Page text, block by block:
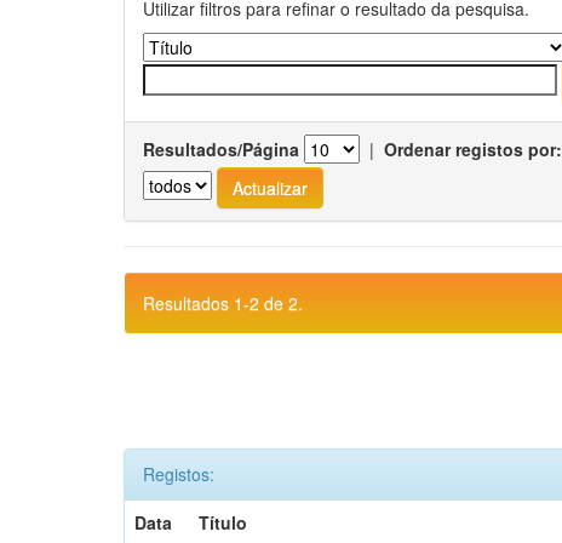
Utilizar filtros para refinar o resultado da pesquisa.
Resultados/Página | Ordenar registos por:
Resultados 1-2 de 2.
Registos:
Data
Título